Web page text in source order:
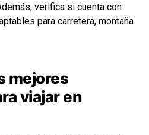
verifica si cuenta con
para carretera, montaña
mejores
viajar en